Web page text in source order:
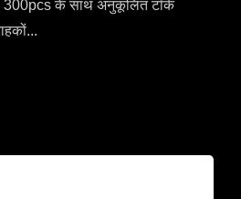
के साथ अनुकूलित टॉर्क